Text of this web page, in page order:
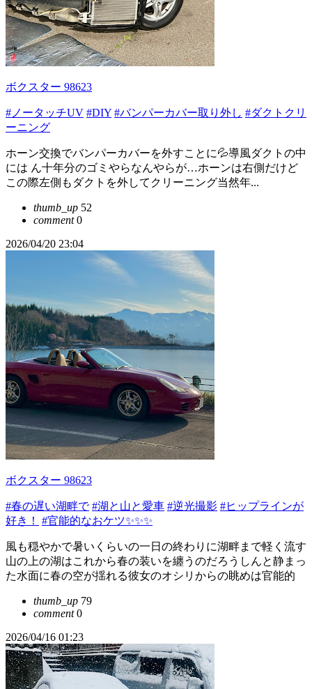
ボクスター 98623
#ノータッチUV #DIY #バンパーカバー取り外し #ダクトクリ
ーニング
ホーン交換でバンパーカバーを外すことに💦導風ダクトの中
には ん十年分のゴミやらなんやらが…ホーンは右側だけど
この際左側もダクトを外してクリーニング当然年...
thumb_up 52
comment0
2026/04/20 23:04
ボクスター 98623
#春の遅い湖畔で #湖と山と愛車 #逆光撮影 #ヒップラインが
好き！
#官能的なおケツ✨✨✨
風も穏やかで暑いくらいの一日の終わりに湖畔まで軽く流す
山の上の湖はこれから春の装いを纏うのだろうしんと静まっ
た水面に春の空が揺れる彼女のオシリからの眺めは官能的
thumb_up 79
comment0
2026/04/16 01:23